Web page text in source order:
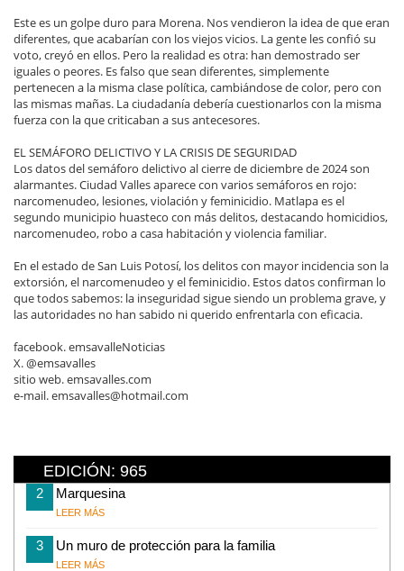
Este es un golpe duro para Morena. Nos vendieron la idea de que eran
diferentes, que acabarían con los viejos vicios. La gente les confió su
voto, creyó en ellos. Pero la realidad es otra: han demostrado ser
iguales o peores. Es falso que sean diferentes, simplemente
pertenecen a la misma clase política, cambiándose de color, pero con
las mismas mañas. La ciudadanía debería cuestionarlos con la misma
fuerza con la que criticaban a sus antecesores.
EL SEMÁFORO DELICTIVO Y LA CRISIS DE SEGURIDAD
Los datos del semáforo delictivo al cierre de diciembre de 2024 son
alarmantes. Ciudad Valles aparece con varios semáforos en rojo:
narcomenudeo, lesiones, violación y feminicidio. Matlapa es el
segundo municipio huasteco con más delitos, destacando homicidios,
narcomenudeo, robo a casa habitación y violencia familiar.
En el estado de San Luis Potosí, los delitos con mayor incidencia son la
extorsión, el narcomenudeo y el feminicidio. Estos datos confirman lo
que todos sabemos: la inseguridad sigue siendo un problema grave, y
las autoridades no han sabido ni querido enfrentarla con eficacia.
facebook. emsavalleNoticias
X. @emsavalles
sitio web. emsavalles.com
e-mail. emsavalles@hotmail.com
EDICIÓN: 965
2 Marquesina
LEER MÁS
3 Un muro de protección para la familia
LEER MÁS